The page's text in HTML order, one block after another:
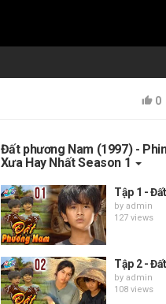
0
Đất phương Nam (1997) -
Xưa Hay Nhất Season 1
Tập 1 -
by admin
127 views
Tập 2 -
by admin
108 views